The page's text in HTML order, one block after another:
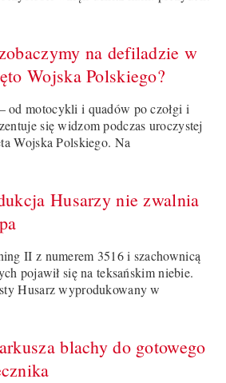
na defiladzie w
Wojska Polskiego?
od motocykli i quadów po czołgi i
się widzom podczas uroczystej
Wojska Polskiego. Na
Husarzy nie zwalnia
II z numerem 3516 i szachownicą
pojawił się na teksańskim niebie.
Husarz wyprodukowany w
blachy do gotowego